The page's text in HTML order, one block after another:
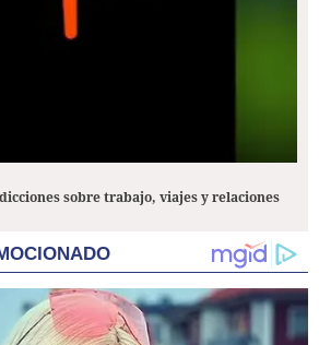
sobre trabajo, viajes y relaciones